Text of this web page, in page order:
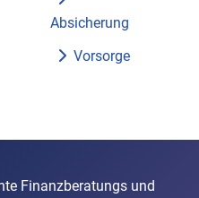
Absicherung
Vorsorge
Finanzberatungs und